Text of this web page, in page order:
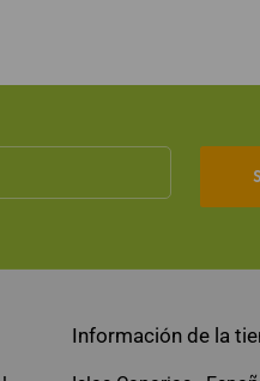
Información de la